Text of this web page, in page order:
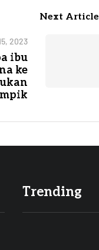
Next Article
2023
ibu
ke
Trending